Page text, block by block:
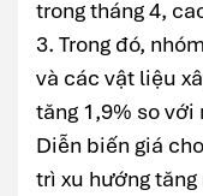
trong tháng 4,
3. Trong đó,
và các vật liệu
tăng 1,9% so
Diễn biến giá
trì xu hướng